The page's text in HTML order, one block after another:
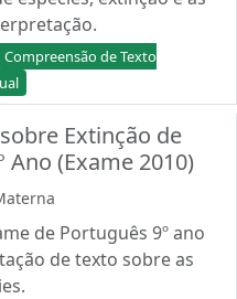
Compreensão de Texto
Extinção de
Ano (Exame 2010)
de Português 9º ano
de texto sobre as